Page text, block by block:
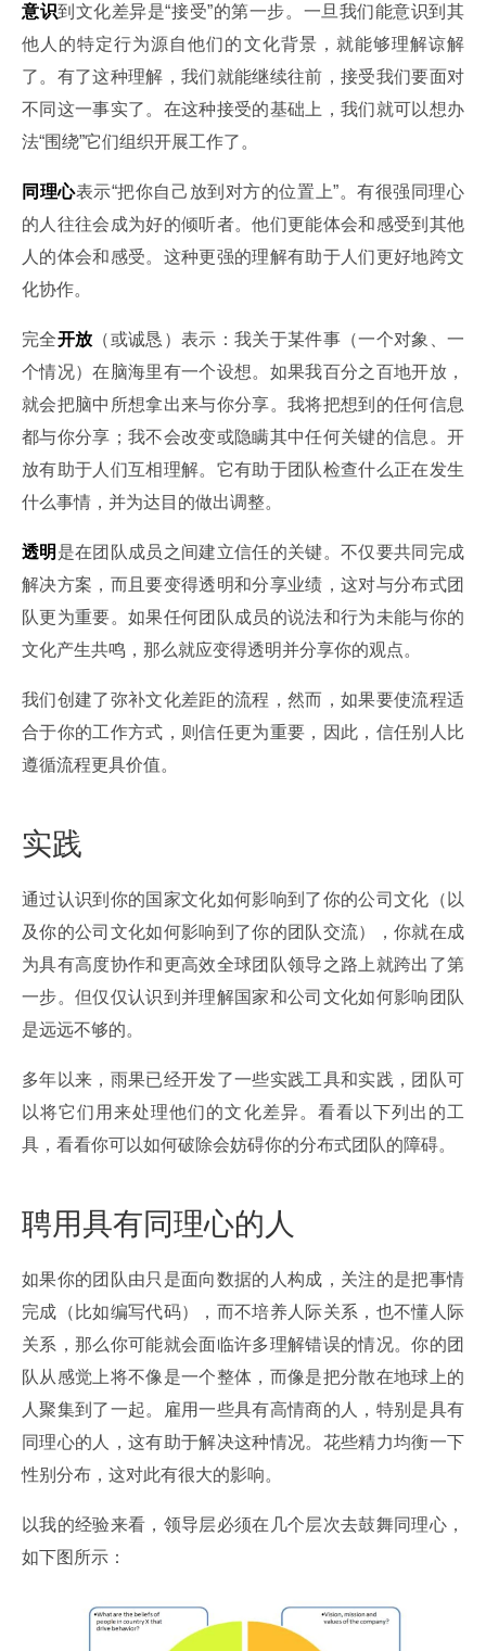
意识到文化差异是“接受”的第一步。一旦我们能意识到其
他人的特定行为源自他们的文化背景，就能够理解谅解
了。有了这种理解，我们就能继续往前，接受我们要面对
不同这一事实了。在这种接受的基础上，我们就可以想办
法“围绕”它们组织开展工作了。
同理心表示“把你自己放到对方的位置上”。有很强同理心
的人往往会成为好的倾听者。他们更能体会和感受到其他
人的体会和感受。这种更强的理解有助于人们更好地跨文
化协作。
完全开放 （或诚恳）表示：我关于某件事（一个对象、一
个情况）在脑海里有一个设想。如果我百分之百地开放，
就会把脑中所想拿出来与你分享。我将把想到的任何信息
都与你分享；我不会改变或隐瞒其中任何关键的信息。开
放有助于人们互相理解。它有助于团队检查什么正在发生
什么事情，并为达目的做出调整。
透明 是在团队成员之间建立信任的关键。不仅要共同完成
解决方案，而且要变得透明和分享业绩，这对与分布式团
队更为重要。如果任何团队成员的说法和行为未能与你的
文化产生共鸣，那么就应变得透明并分享你的观点。
我们创建了弥补文化差距的流程，然而，如果要使流程适
合于你的工作方式，则信任更为重要，因此，信任别人比
遵循流程更具价值。
实践
通过认识到你的国家文化如何影响到了你的公司文化（以
及你的公司文化如何影响到了你的团队交流），你就在成
为具有高度协作和更高效全球团队领导之路上就跨出了第
一步。但仅仅认识到并理解国家和公司文化如何影响团队
是远远不够的。
多年以来，雨果已经开发了一些实践工具和实践，团队可
以将它们用来处理他们的文化差异。看看以下列出的工
具，看看你可以如何破除会妨碍你的分布式团队的障碍。
聘用具有同理心的人
如果你的团队由只是面向数据的人构成，关注的是把事情
完成（比如编写代码），而不培养人际关系，也不懂人际
关系，那么你可能就会面临许多理解错误的情况。你的团
队从感觉上将不像是一个整体，而像是把分散在地球上的
人聚集到了一起。雇用一些具有高情商的人，特别是具有
同理心的人，这有助于解决这种情况。花些精力均衡一下
性别分布，这对此有很大的影响。
以我的经验来看，领导层必须在几个层次去鼓舞同理心，
如下图所示：